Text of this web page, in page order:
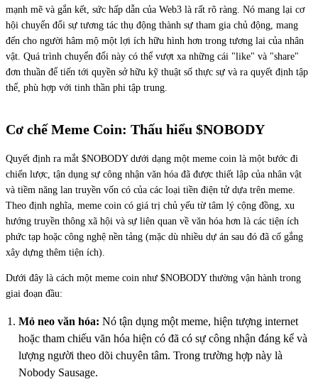
mạnh mẽ và gắn kết, sức hấp dẫn của Web3 là rất rõ ràng. Nó mang lại cơ
hội chuyển đổi sự tương tác thụ động thành sự tham gia chủ động, mang
đến cho người hâm mộ một lợi ích hữu hình hơn trong tương lai của nhân
vật. Quá trình chuyển đổi này có thể vượt xa những cái "like" và "share"
đơn thuần để tiến tới quyền sở hữu kỹ thuật số thực sự và ra quyết định tập
thể, phù hợp với tinh thần phi tập trung.
Cơ chế Meme Coin: Thấu hiểu $NOBODY
Quyết định ra mắt $NOBODY dưới dạng một meme coin là một bước đi
chiến lược, tận dụng sự công nhận văn hóa đã được thiết lập của nhân vật
và tiềm năng lan truyền vốn có của các loại tiền điện tử dựa trên meme.
Theo định nghĩa, meme coin có giá trị chủ yếu từ tâm lý cộng đồng, xu
hướng truyền thông xã hội và sự liên quan về văn hóa hơn là các tiện ích
phức tạp hoặc công nghệ nền tảng (mặc dù nhiều dự án sau đó đã cố gắng
xây dựng thêm tiện ích).
Dưới đây là cách một meme coin như $NOBODY thường vận hành trong
giai đoạn đầu:
Mỏ neo văn hóa: Nó tận dụng một meme, hiện tượng internet
hoặc tham chiếu văn hóa hiện có đã có sự công nhận đáng kể và
lượng người theo dõi chuyên tâm. Trong trường hợp này là
Nobody Sausage.